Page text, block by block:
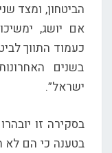
הביטחון, ומצד
אם יושג,
כעמוד התווך
בשנים
ישראל”.
בסקירה זו
בטענה כי הם לא